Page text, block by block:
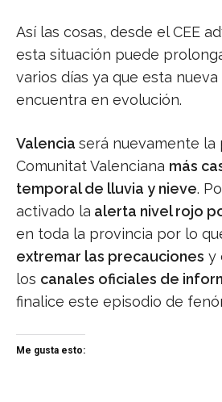
Así las cosas, desde el CEE
esta situación puede
varios días ya que esta nueva
encuentra en evolución.
Valencia será nuevamente la
Comunitat Valenciana más
temporal de lluvia y nieve.
activado la alerta nivel rojo
en toda la provincia por lo
extremar las precauciones y
los canales oficiales de
finalice este episodio de
Me gusta esto: